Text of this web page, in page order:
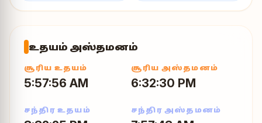
உதயம் அஸ்தமனம்
சூரிய உதயம்
5:57:56 AM
சூரிய அஸ்தமனம்
6:32:30 PM
சந்திர உதயம் சந்திர அஸ்தமனம்